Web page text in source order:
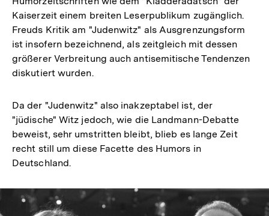
Kaiserzeit einem breiten Leserpublikum zugänglich.
Freuds Kritik am "Judenwitz" als Ausgrenzungsform
ist insofern bezeichnend, als zeitgleich mit dessen
größerer Verbreitung auch antisemitische Tendenzen
diskutiert wurden.
Da der "Judenwitz" also inakzeptabel ist, der
"jüdische" Witz jedoch, wie die Landmann-Debatte
beweist, sehr umstritten bleibt, blieb es lange Zeit
recht still um diese Facette des Humors in
Deutschland.